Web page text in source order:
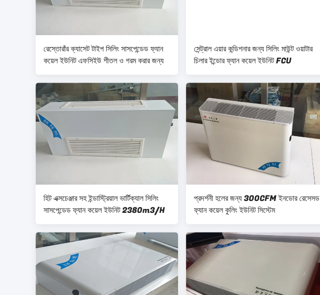
রেস্তোরাঁর ক্যাসেট টাইপ সিলিং সাসপেন্ডেড ফ্যান
কয়েল ইউনিট এফসিইউ শীতল ও গরম করার জন্য
সেন্ট্রাল এয়ার কন্ডিশনার জন্য সিলিং মাউন্ট ওয়াটার
চিলার ইন্ডোর ফ্যান কয়েল ইউনিট FCU
হিট এক্সচেঞ্জার সহ ইন্ডাস্ট্রিয়াল ভার্টিক্যাল সিলিং
সাসপেন্ডেড ফ্যান কয়েল ইউনিট 2380m3/H
প্রদর্শনী হলের জন্য 300CFM ইনডোর রেসেসড
ফ্যান কয়েল কুলিং ইউনিট সিস্টেম